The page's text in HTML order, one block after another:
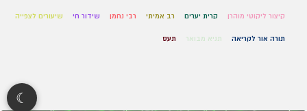
קיצור ליקוטי מוהרן קרית יערים רב אמיתי רבי נחמן שידור חי שיעורים לצפייה
תורה אור לקריאה תניא מבואר תעס
☾